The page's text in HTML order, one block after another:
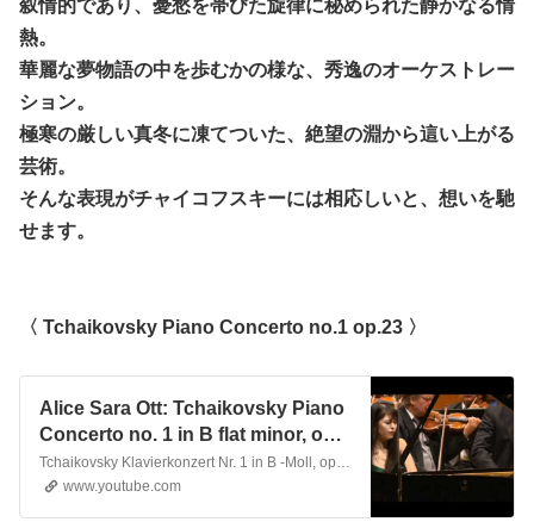
叙情的であり、憂愁を帯びた旋律に秘められた静かなる情
熱。
華麗な夢物語の中を歩むかの様な、秀逸のオーケストレー
ション。
極寒の厳しい真冬に凍てついた、絶望の淵から這い上がる
芸術。
そんな表現がチャイコフスキーには相応しいと、想いを馳
せます。
〈 Tchaikovsky Piano Concerto no.1 op.23 〉
Alice Sara Ott: Tchaikovsky Piano
Concerto no. 1 in B flat minor, op.
23
Tchaikovsky Klavierkonzert Nr. 1 in B -Moll, op. 23 1. Allegro non troppo e molto maestoso - Allegro con spirito. www.KlassikAkzente.de/alice-sara-ott
www.youtube.com